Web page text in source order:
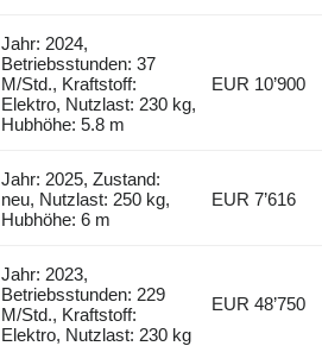
Jahr: 2024,
Betriebsstunden: 37
M/Std., Kraftstoff:
Elektro, Nutzlast: 230 kg,
Hubhöhe: 5.8 m
EUR 10’900
Jahr: 2025, Zustand:
neu, Nutzlast: 250 kg,
Hubhöhe: 6 m
EUR 7’616
Jahr: 2023,
Betriebsstunden: 229
M/Std., Kraftstoff:
Elektro, Nutzlast: 230 kg
EUR 48’750